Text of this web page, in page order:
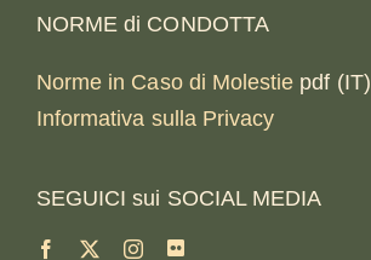
NORME di CONDOTTA
Norme in Caso di Molestie pdf (IT)
Informativa sulla Privacy
SEGUICI sui SOCIAL MEDIA